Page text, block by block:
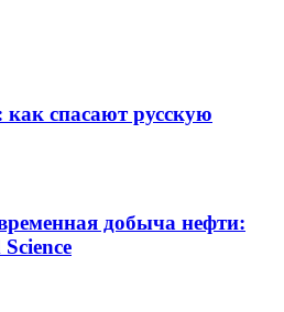
как спасают русскую
добыча нефти: